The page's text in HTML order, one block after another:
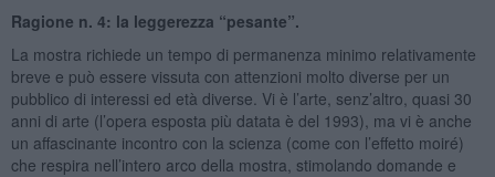
Ragione n. 4: la leggerezza “pesante”.
La mostra richiede un tempo di permanenza minimo relativamente
breve e può essere vissuta con attenzioni molto diverse per un
pubblico di interessi ed età diverse. Vi è l’arte, senz’altro, quasi 30
anni di arte (l’opera esposta più datata è del 1993), ma vi è anche
un affascinante incontro con la scienza (come con l’effetto moiré)
che respira nell’intero arco della mostra, stimolando domande e